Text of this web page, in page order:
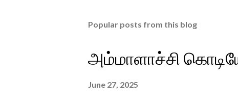
Popular posts from this blog
அம்மாளாச்சி
June 27, 2025